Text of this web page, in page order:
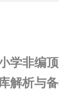
学非编
解析与